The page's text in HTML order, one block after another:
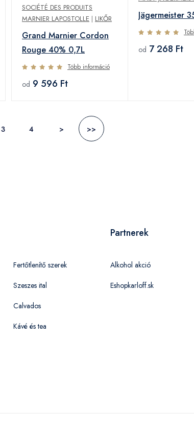
SOCIÉTÉ DES PRODUITS
MARNIER LAPOSTOLLE | LIKŐR
Grand Marnier Cordon
Rouge 40% 0,7L
Több információ
od 9 596 Ft
Jägermeister
od 7 268 Ft
3 4 > >>
Fertőtlenítő szerek
Szeszes ital
Calvados
Kávé és tea
Partnerek
Alkohol akció
Eshopkarloff.sk